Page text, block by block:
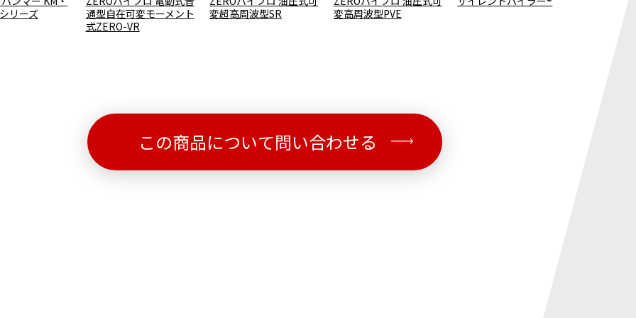
リーズ
通型自在可変モーメント
式ZERO-VR
変超高周波型SR
変高周波型PVE
この商品について問い合わせる